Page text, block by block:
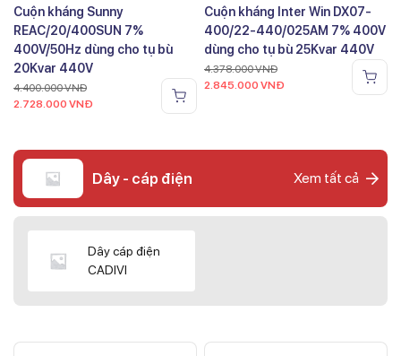
Cuộn kháng Sunny
REAC/20/400SUN 7%
400V/50Hz dùng cho tụ bù
20Kvar 440V
4.400.000VNĐ
2.728.000 VNĐ
Cuộn kháng Inter Win DX07-
400/22-440/025AM 7% 400V
dùng cho tụ bù 25Kvar 440V
4.378.000VNĐ
2.845.000 VNĐ
Dây - cáp điện Xem tất cả
Dây cáp điện
CADIVI